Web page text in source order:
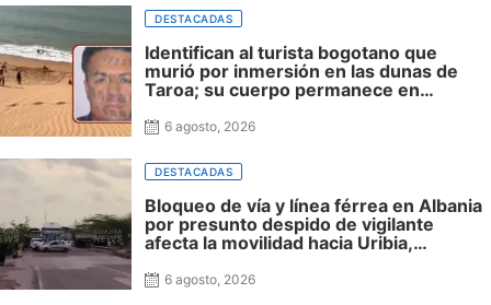
DESTACADAS
Identifican al turista bogotano que
murió por inmersión en las dunas de
Taroa; su cuerpo permanece en
6 agosto, 2026
DESTACADAS
Bloqueo de vía y línea férrea en Albania
por presunto despido de vigilante
afecta la movilidad hacia Uribia,
6 agosto, 2026